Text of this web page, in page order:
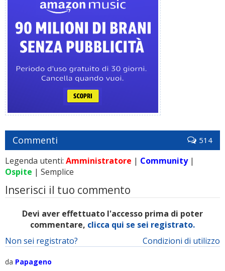
Commenti 514
Legenda utenti: Amministratore | Community|
Ospite | Semplice
Inserisci il tuo commento
Devi aver effettuato l'accesso prima di poter
commentare, clicca qui se sei registrato.
Condizioni di utilizzo
Non sei registrato?
da Papageno